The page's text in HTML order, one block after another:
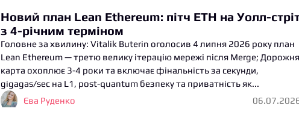
Новий план Lean Ethereum: пітч ETH на Уолл-
з 4-річним терміном
Головне за хвилину: Vitalik Buterin оголосив 4 липня 2026 року план
Lean Ethereum — третю велику ітерацію мережі після Merge; Дорожня
карта охоплює 3-4 роки та включає фінальність за секунди,
gigagas/sec на L1, post-quantum безпеку та приватність як...
Єва Руденко